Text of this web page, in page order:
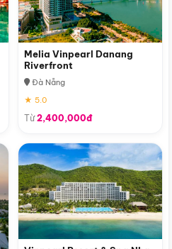
Melia Vinpearl Danang
Riverfront
Đà Nẵng
★ 5.0
Từ2,400,000đ